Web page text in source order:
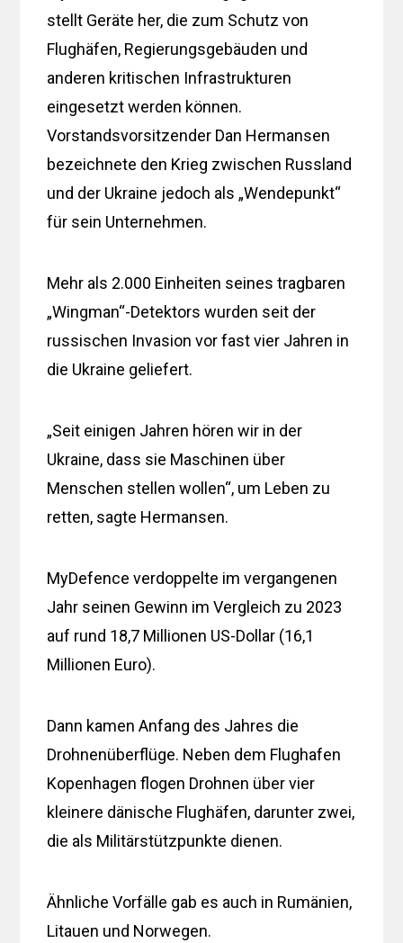
stellt Geräte her, die zum Schutz von
Flughäfen, Regierungsgebäuden und
anderen kritischen Infrastrukturen
eingesetzt werden können.
Vorstandsvorsitzender Dan Hermansen
bezeichnete den Krieg zwischen Russland
und der Ukraine jedoch als „Wendepunkt“
für sein Unternehmen.
Mehr als 2.000 Einheiten seines tragbaren
„Wingman“-Detektors wurden seit der
russischen Invasion vor fast vier Jahren in
die Ukraine geliefert.
„Seit einigen Jahren hören wir in der
Ukraine, dass sie Maschinen über
Menschen stellen wollen“, um Leben zu
retten, sagte Hermansen.
MyDefence verdoppelte im vergangenen
Jahr seinen Gewinn im Vergleich zu 2023
auf rund 18,7 Millionen US-Dollar (16,1
Millionen Euro).
Dann kamen Anfang des Jahres die
Drohnenüberflüge. Neben dem Flughafen
Kopenhagen flogen Drohnen über vier
kleinere dänische Flughäfen, darunter zwei,
die als Militärstützpunkte dienen.
Ähnliche Vorfälle gab es auch in Rumänien,
Litauen und Norwegen.